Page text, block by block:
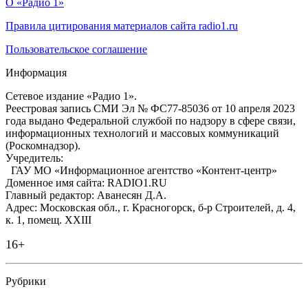
О «Радио 1»
Правила цитирования материалов сайта radio1.ru
Пользовательское соглашение
Информация
Сетевое издание «Радио 1».
Реестровая запись СМИ Эл № ФС77-85036 от 10 апреля 2023
года выдано Федеральной службой по надзору в сфере связи,
информационных технологий и массовых коммуникаций
(Роскомнадзор).
Учредитель:
ГАУ МО «Информационное агентство «Контент-центр»
Доменное имя сайта: RADIO1.RU
Главный редактор: Аванесян Д.А.
Адрес: Московская обл., г. Красногорск, б-р Строителей, д. 4,
к. 1, помещ. XXIII
16+
Рубрики